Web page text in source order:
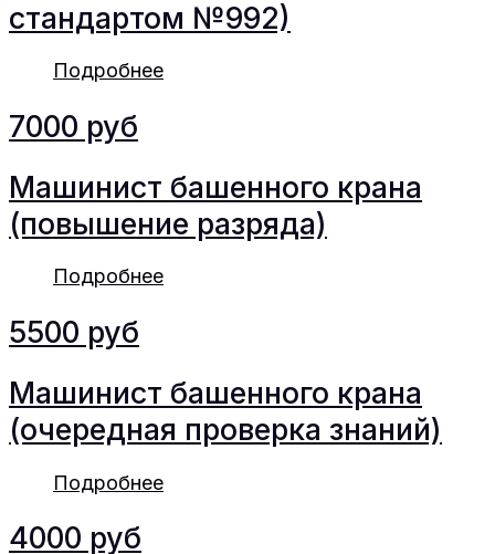
стандартом №992)
Подробнее
7000 руб
Машинист башенного крана
(повышение разряда)
Подробнее
5500 руб
Машинист башенного крана
(очередная проверка знаний)
Подробнее
4000 руб